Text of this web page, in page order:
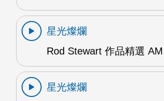
星光燦爛
Rod Stewart 作品精選 AM
星光燦爛